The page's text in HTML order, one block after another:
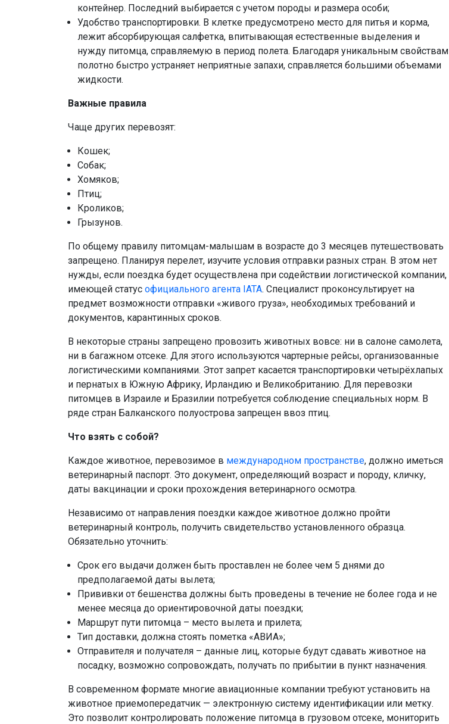
контейнер. Последний выбирается с учетом породы и размера особи;
Удобство транспортировки. В клетке предусмотрено место для питья и корма,
лежит абсорбирующая салфетка, впитывающая естественные выделения и
нужду питомца, справляемую в период полета. Благодаря уникальным свойствам
полотно быстро устраняет неприятные запахи, справляется большими объемами
жидкости.
Важные правила
Чаще других перевозят:
Кошек;
Собак;
Хомяков;
Птиц;
Кроликов;
Грызунов.
По общему правилу питомцам-малышам в возрасте до 3 месяцев путешествовать
запрещено. Планируя перелет, изучите условия отправки разных стран. В этом нет
нужды, если поездка будет осуществлена при содействии логистической компании,
имеющей статус официального агента IATA. Специалист проконсультирует на
предмет возможности отправки «живого груза», необходимых требований и
документов, карантинных сроков.
В некоторые страны запрещено провозить животных вовсе: ни в салоне самолета,
ни в багажном отсеке. Для этого используются чартерные рейсы, организованные
логистическими компаниями. Этот запрет касается транспортировки четырёхлапых
и пернатых в Южную Африку, Ирландию и Великобританию. Для перевозки
питомцев в Израиле и Бразилии потребуется соблюдение специальных норм. В
ряде стран Балканского полуострова запрещен ввоз птиц.
Что взять с собой?
Каждое животное, перевозимое в международном пространстве, должно иметься
ветеринарный паспорт. Это документ, определяющий возраст и породу, кличку,
даты вакцинации и сроки прохождения ветеринарного осмотра.
Независимо от направления поездки каждое животное должно пройти
ветеринарный контроль, получить свидетельство установленного образца.
Обязательно уточнить:
Срок его выдачи должен быть проставлен не более чем 5 днями до
предполагаемой даты вылета;
Прививки от бешенства должны быть проведены в течение не более года и не
менее месяца до ориентировочной даты поездки;
Маршрут пути питомца – место вылета и прилета;
Тип доставки, должна стоять пометка «АВИА»;
Отправителя и получателя – данные лиц, которые будут сдавать животное на
посадку, возможно сопровождать, получать по прибытии в пункт назначения.
В современном формате многие авиационные компании требуют установить на
животное приемопередатчик — электронную систему идентификации или метку.
Это позволит контролировать положение питомца в грузовом отсеке, мониторить